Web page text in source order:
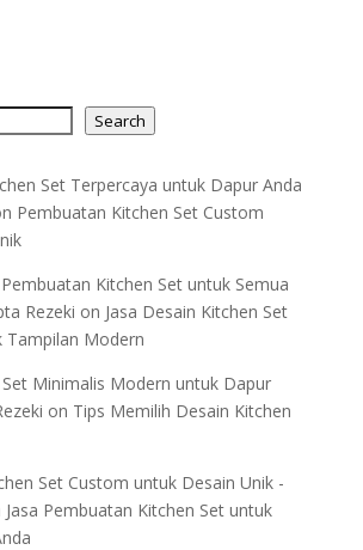
Search
Set Terpercaya untuk Dapur Anda
Pembuatan Kitchen Set Custom
Kitchen Set untuk Semua
Rezeki on Jasa Desain Kitchen Set
Tampilan Modern
Minimalis Modern untuk Dapur
on Tips Memilih Desain Kitchen
Set Custom untuk Desain Unik -
Jasa Pembuatan Kitchen Set untuk